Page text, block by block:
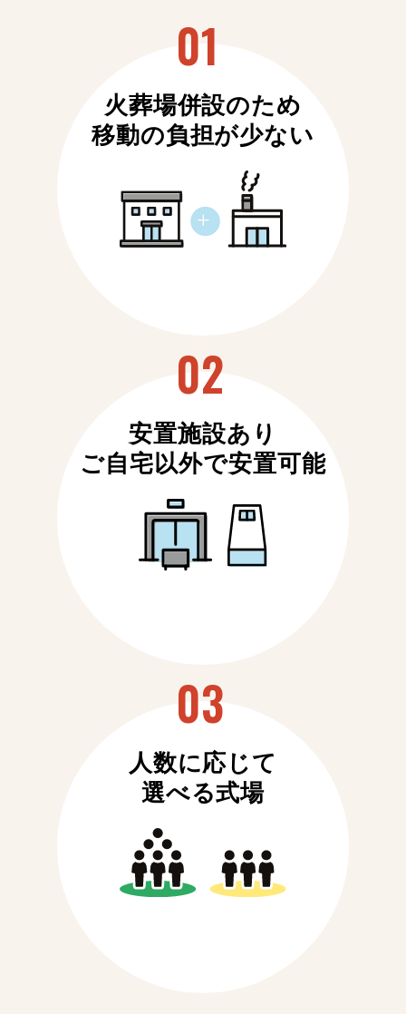
火葬場併設のため
移動の負担が少ない
安置施設あり
ご自宅以外で安置可能
人数に応じて
選べる式場